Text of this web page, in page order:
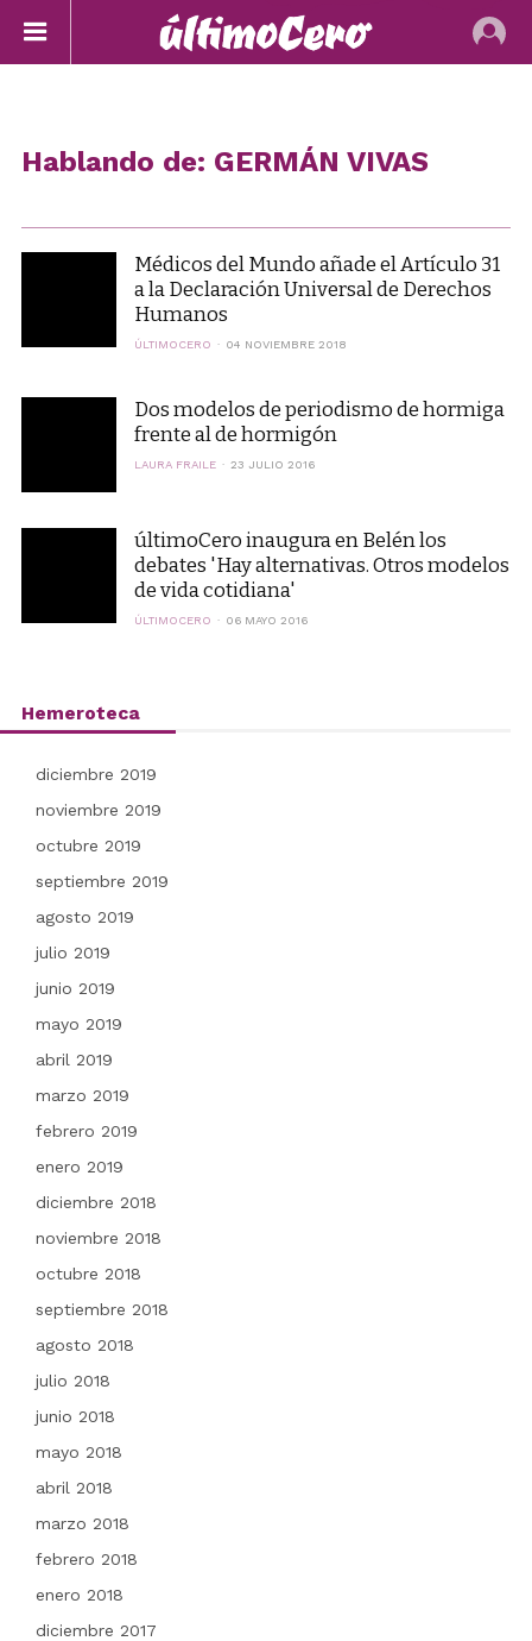
Hablando de: GERMÁN VIVAS
Médicos del Mundo añade el Artículo 31
a la Declaración Universal de Derechos
Humanos
ÚLTIMOCERO 04 NOVIEMBRE 2018
Dos modelos de periodismo de hormiga
frente al de hormigón
LAURA FRAILE 23 JULIO 2016
últimoCero inaugura en Belén los
debates 'Hay alternativas. Otros modelos
de vida cotidiana'
ÚLTIMOCERO 06 MAYO 2016
Hemeroteca
diciembre 2019
noviembre 2019
octubre 2019
septiembre 2019
agosto 2019
julio 2019
junio 2019
mayo 2019
abril 2019
marzo 2019
febrero 2019
enero 2019
diciembre 2018
noviembre 2018
octubre 2018
septiembre 2018
agosto 2018
julio 2018
junio 2018
mayo 2018
abril 2018
marzo 2018
febrero 2018
enero 2018
diciembre 2017